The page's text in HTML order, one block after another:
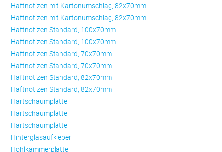
Haftnotizen mit Kartonumschlag, 82x70mm
Haftnotizen mit Kartonumschlag, 82x70mm
Haftnotizen Standard, 100x70mm
Haftnotizen Standard, 100x70mm
Haftnotizen Standard, 70x70mm
Haftnotizen Standard, 70x70mm
Haftnotizen Standard, 82x70mm
Haftnotizen Standard, 82x70mm
Hartschaumplatte
Hartschaumplatte
Hartschaumplatte
Hinterglasaufkleber
Hohlkammerplatte